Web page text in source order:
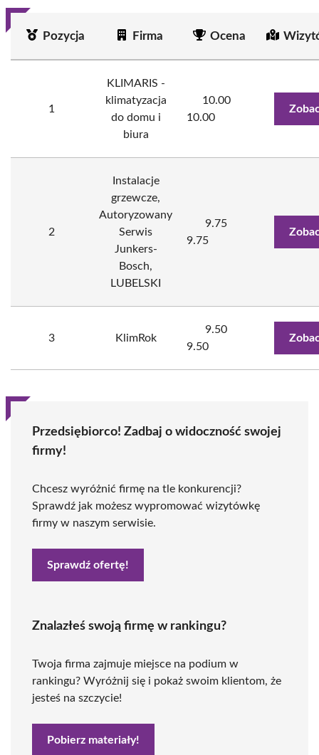
Pozycja Firma Ocena
1
KLIMARIS -
klimatyzacja
do domu i
biura
10.00
10.00
2
Instalacje
grzewcze,
Autoryzowany
Serwis
Junkers-
Bosch,
LUBELSKI
9.75
9.75
3 KlimRok
9.50
9.50
Przedsiębiorco! Zadbaj o widoczność swojej
firmy!
Chcesz wyróżnić firmę na tle konkurencji?
Sprawdź jak możesz wypromować wizytówkę
firmy w naszym serwisie.
Sprawdź ofertę!
Znalazłeś swoją firmę w rankingu?
Twoja firma zajmuje miejsce na podium w
rankingu? Wyróżnij się i pokaż swoim klientom, że
jesteś na szczycie!
Pobierz materiały!